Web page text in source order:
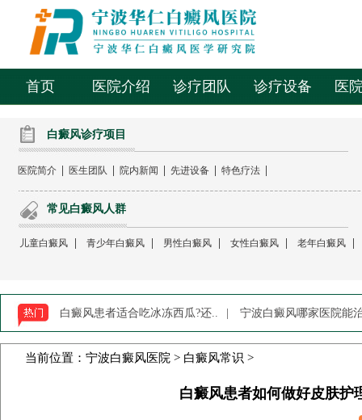
首页 医院介绍 诊疗团队 诊疗设备 医
白癜风诊疗项目
常见白癜风人群
医院简介 医生团队 院内新闻 先进设备 特色疗法
儿童白癜风 青少年白癜风 男性白癜风 女性白癜风 老年白癜风
白癜风患者适合吃冰冻西瓜?还.. 宁波白癜风哪家医院能
当前位置： 宁波白癜风医院 > 白癜风常识 >
白癜风患者如何做好皮肤护